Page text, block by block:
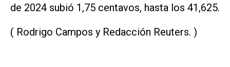
de 2024 subió 1,75 centavos, hasta los 41,625.
( Rodrigo Campos y Redacción Reuters. )